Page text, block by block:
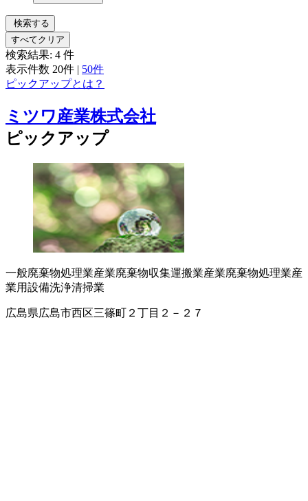
検索する
すべてクリア
検索結果: 4 件
表示件数 20件 | 50件
ピックアップとは？
ミツワ産業株式会社
ピックアップ
一般廃棄物処理業産業廃棄物収集運搬業産業廃棄物処理業産
業用設備洗浄清掃業
広島県広島市西区三篠町２丁目２－２７